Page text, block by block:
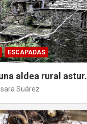
ESCAPADAS
aldea rural astur.
sara Suárez